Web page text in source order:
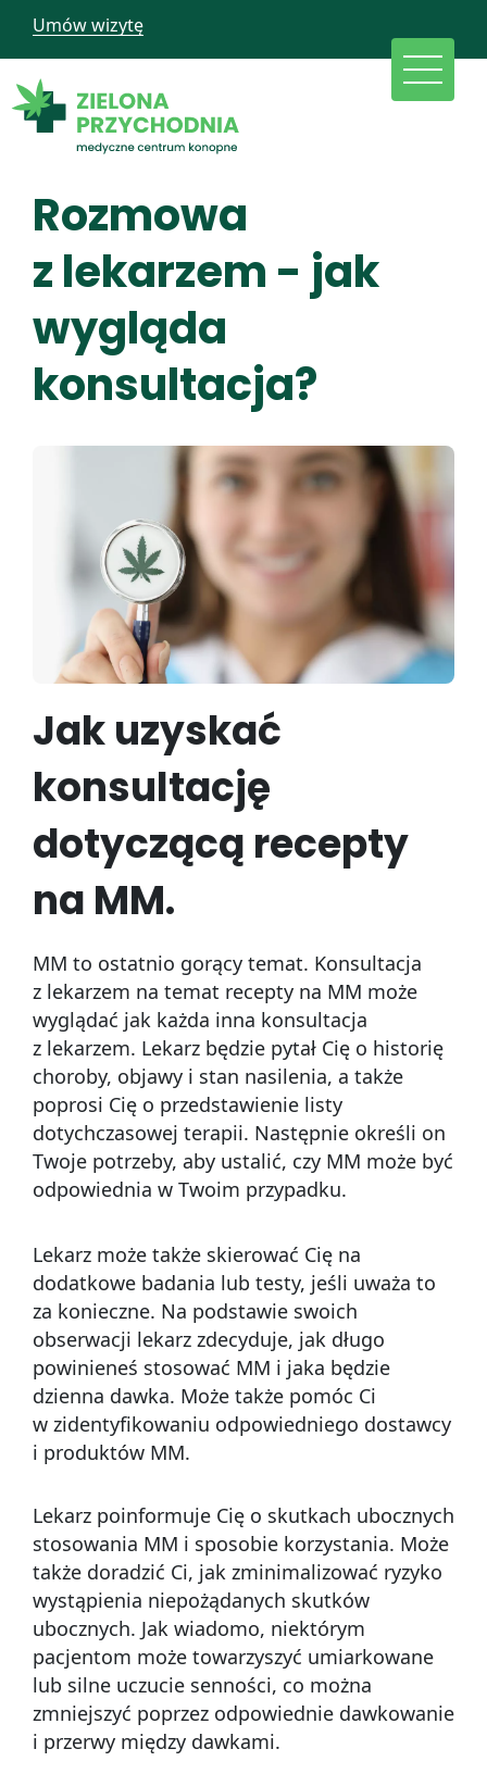
Umów wizytę
Rozmowa
z lekarzem - jak
wygląda
konsultacja?
Jak uzyskać
konsultację
dotyczącą recepty
na MM.
MM to ostatnio gorący temat. Konsultacja
z lekarzem na temat recepty na MM może
wyglądać jak każda inna konsultacja
z lekarzem. Lekarz będzie pytał Cię o historię
choroby, objawy i stan nasilenia, a także
poprosi Cię o przedstawienie listy
dotychczasowej terapii. Następnie określi on
Twoje potrzeby, aby ustalić, czy MM może być
odpowiednia w Twoim przypadku.
Lekarz może także skierować Cię na
dodatkowe badania lub testy, jeśli uważa to
za konieczne. Na podstawie swoich
obserwacji lekarz zdecyduje, jak długo
powinieneś stosować MM i jaka będzie
dzienna dawka. Może także pomóc Ci
w zidentyfikowaniu odpowiedniego dostawcy
i produktów MM.
Lekarz poinformuje Cię o skutkach ubocznych
stosowania MM i sposobie korzystania. Może
także doradzić Ci, jak zminimalizować ryzyko
wystąpienia niepożądanych skutków
ubocznych. Jak wiadomo, niektórym
pacjentom może towarzyszyć umiarkowane
lub silne uczucie senności, co można
zmniejszyć poprzez odpowiednie dawkowanie
i przerwy między dawkami.